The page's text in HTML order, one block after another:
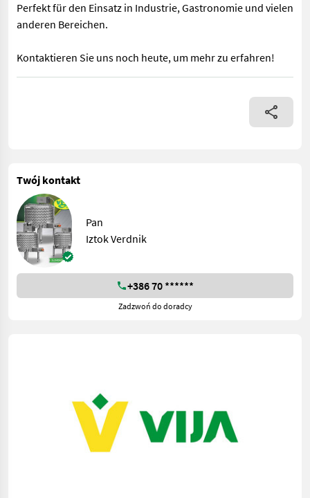
Perfekt für den Einsatz in Industrie, Gastronomie und vielen
anderen Bereichen.
Kontaktieren Sie uns noch heute, um mehr zu erfahren!
Hochwertiger Edelstahlbehälter zu verkaufen! Merkmale:
Twój kontakt
Pan
Iztok Verdnik
+386 70 ******
Zadzwoń do doradcy